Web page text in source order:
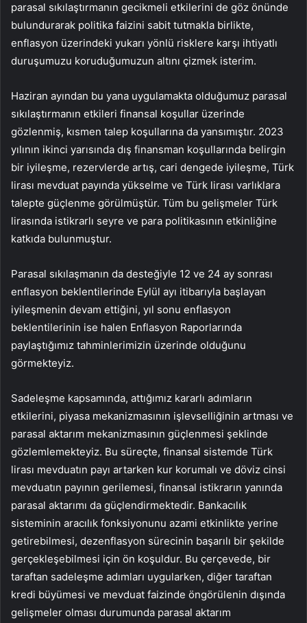
parasal sıkılaştırmanın gecikmeli etkilerini de göz önünde
bulundurarak politika faizini sabit tutmakla birlikte,
enflasyon üzerindeki yukarı yönlü risklere karşı ihtiyatlı
duruşumuzu koruduğumuzun altını çizmek isterim.
Haziran ayından bu yana uygulamakta olduğumuz parasal
sıkılaştırmanın etkileri finansal koşullar üzerinde
gözlenmiş, kısmen talep koşullarına da yansımıştır. 2023
yılının ikinci yarısında dış finansman koşullarında belirgin
bir iyileşme, rezervlerde artış, cari dengede iyileşme, Türk
lirası mevduat payında yükselme ve Türk lirası varlıklara
talepte güçlenme görülmüştür. Tüm bu gelişmeler Türk
lirasında istikrarlı seyre ve para politikasının etkinliğine
katkıda bulunmuştur.
Parasal sıkılaşmanın da desteğiyle 12 ve 24 ay sonrası
enflasyon beklentilerinde Eylül ayı itibarıyla başlayan
iyileşmenin devam ettiğini, yıl sonu enflasyon
beklentilerinin ise halen Enflasyon Raporlarında
paylaştığımız tahminlerimizin üzerinde olduğunu
görmekteyiz.
Sadeleşme kapsamında, attığımız kararlı adımların
etkilerini, piyasa mekanizmasının işlevselliğinin artması ve
parasal aktarım mekanizmasının güçlenmesi şeklinde
gözlemlemekteyiz. Bu süreçte, finansal sistemde Türk
lirası mevduatın payı artarken kur korumalı ve döviz cinsi
mevduatın payının gerilemesi, finansal istikrarın yanında
parasal aktarımı da güçlendirmektedir. Bankacılık
sisteminin aracılık fonksiyonunu azami etkinlikte yerine
getirebilmesi, dezenflasyon sürecinin başarılı bir şekilde
gerçekleşebilmesi için ön koşuldur. Bu çerçevede, bir
taraftan sadeleşme adımları uygularken, diğer taraftan
kredi büyümesi ve mevduat faizinde öngörülenin dışında
gelişmeler olması durumunda parasal aktarım